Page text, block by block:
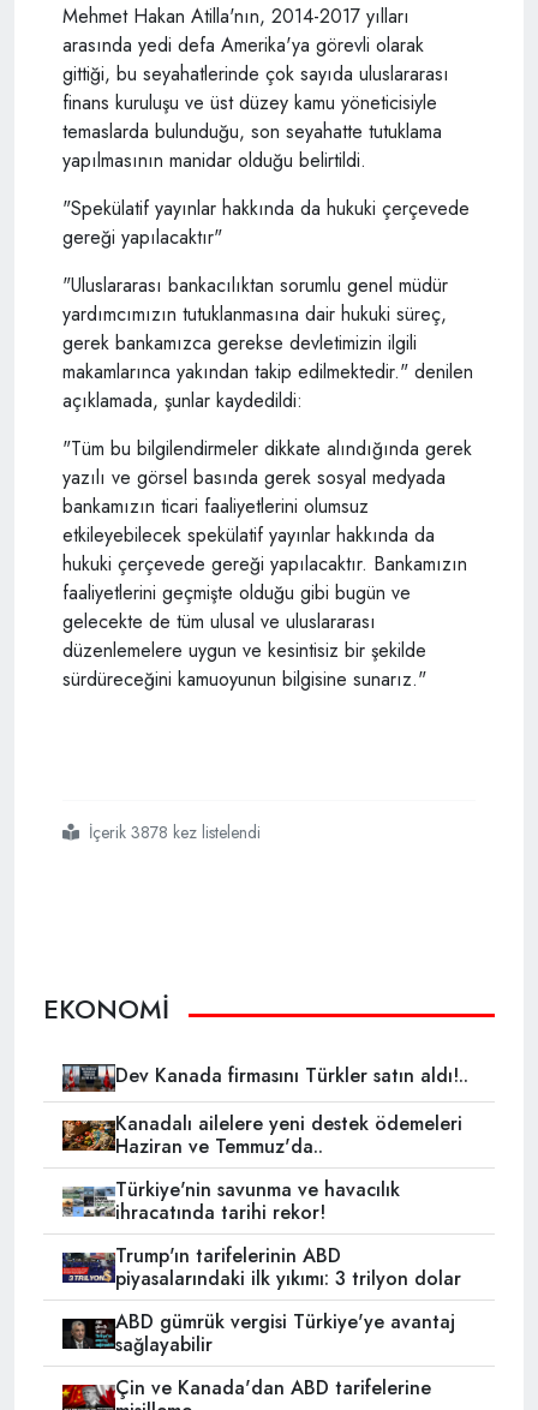
Mehmet Hakan Atilla'nın, 2014-2017 yılları
arasında yedi defa Amerika'ya görevli olarak
gittiği, bu seyahatlerinde çok sayıda uluslararası
finans kuruluşu ve üst düzey kamu yöneticisiyle
temaslarda bulunduğu, son seyahatte tutuklama
yapılmasının manidar olduğu belirtildi.
"Spekülatif yayınlar hakkında da hukuki çerçevede
gereği yapılacaktır"
"Uluslararası bankacılıktan sorumlu genel müdür
yardımcımızın tutuklanmasına dair hukuki süreç,
gerek bankamızca gerekse devletimizin ilgili
makamlarınca yakından takip edilmektedir." denilen
açıklamada, şunlar kaydedildi:
"Tüm bu bilgilendirmeler dikkate alındığında gerek
yazılı ve görsel basında gerek sosyal medyada
bankamızın ticari faaliyetlerini olumsuz
etkileyebilecek spekülatif yayınlar hakkında da
hukuki çerçevede gereği yapılacaktır. Bankamızın
faaliyetlerini geçmişte olduğu gibi bugün ve
gelecekte de tüm ulusal ve uluslararası
düzenlemelere uygun ve kesintisiz bir şekilde
sürdüreceğini kamuoyunun bilgisine sunarız."
#halkbank
#halkbankın uluslararası bankacılıktan sorumlu genel müdür
#abd
#halkbank
# İçerik 3878 kez listelendi
EKONOMİ
Dev Kanada firmasını Türkler satın aldı!..
Kanadalı ailelere yeni destek ödemeleri
Haziran ve Temmuz'da..
Türkiye'nin savunma ve havacılık
ihracatında tarihi rekor!
Trump'ın tarifelerinin ABD
piyasalarındaki ilk yıkımı: 3 trilyon dolar
ABD gümrük vergisi Türkiye'ye avantaj
sağlayabilir
Çin ve Kanada'dan ABD tarifelerine